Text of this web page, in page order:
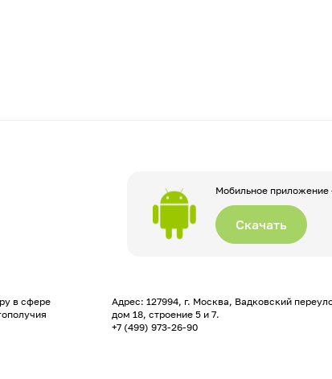
Мобильное приложение
Скачать
в сфере
Адрес: 127994, г. Москва, Вадковский
дом 18, строение 5 и 7.
+7 (499) 973-26-90